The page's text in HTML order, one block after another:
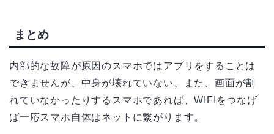
まとめ
内部的な故障が原因のスマホではアプリをすることは
できませんが、中身が壊れていない、また、画面が割
れていなかったりするスマホであれば、WIFIをつなげ
ば一応スマホ自体はネットに繋がります。